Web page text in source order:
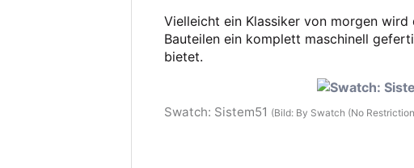
Vielleicht ein Klassiker von morgen wird
Bauteilen ein komplett maschinell
bietet.
Swatch: Sistem51 (Bild: By Swatch (No